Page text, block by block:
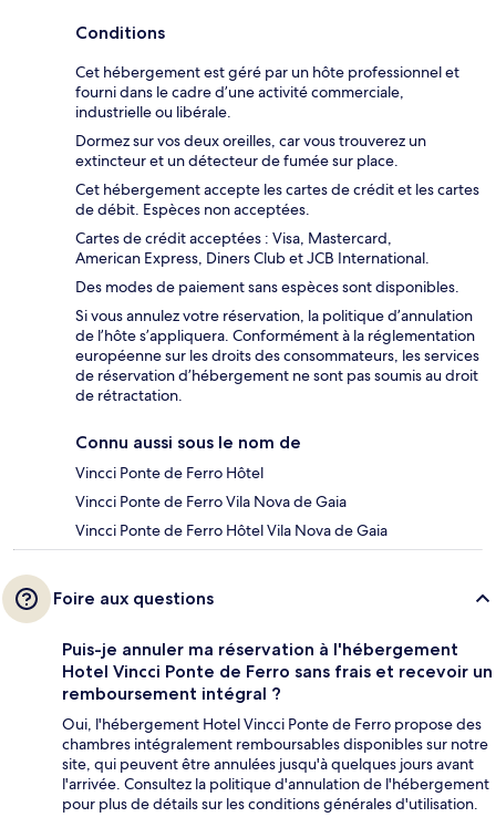
Conditions
Cet hébergement est géré par un hôte professionnel et
fourni dans le cadre d’une activité commerciale,
industrielle ou libérale.
Dormez sur vos deux oreilles, car vous trouverez un
extincteur et un détecteur de fumée sur place.
Cet hébergement accepte les cartes de crédit et les cartes
de débit. Espèces non acceptées.
Cartes de crédit acceptées : Visa, Mastercard,
American Express, Diners Club et JCB International.
Des modes de paiement sans espèces sont disponibles.
Si vous annulez votre réservation, la politique d’annulation
de l’hôte s’appliquera. Conformément à la réglementation
européenne sur les droits des consommateurs, les services
de réservation d’hébergement ne sont pas soumis au droit
de rétractation.
Connu aussi sous le nom de
Vincci Ponte de Ferro Hôtel
Vincci Ponte de Ferro Vila Nova de Gaia
Vincci Ponte de Ferro Hôtel Vila Nova de Gaia
Foire aux questions
Puis-je annuler ma réservation à l'hébergement
Hotel Vincci Ponte de Ferro sans frais et recevoir un
remboursement intégral ?
Oui, l'hébergement Hotel Vincci Ponte de Ferro propose des
chambres intégralement remboursables disponibles sur notre
site, qui peuvent être annulées jusqu'à quelques jours avant
l'arrivée. Consultez la politique d'annulation de l'hébergement
pour plus de détails sur les conditions générales d'utilisation.